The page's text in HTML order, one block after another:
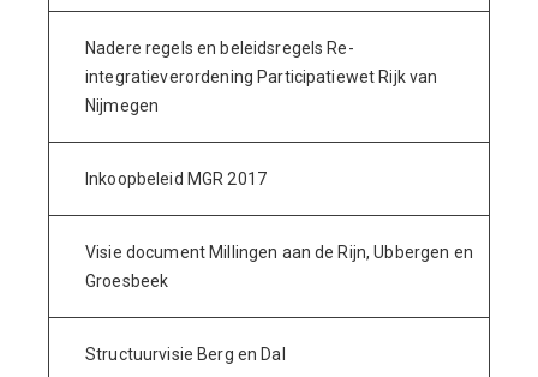
Nadere regels en beleidsregels Re-
integratieverordening Participatiewet Rijk van
Nijmegen
Inkoopbeleid MGR 2017
Visie document Millingen aan de Rijn, Ubbergen en
Groesbeek
Structuurvisie Berg en Dal